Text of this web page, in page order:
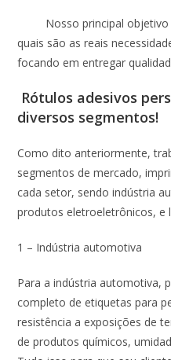
Nosso principal objetivo
quais são as reais
focando em entregar
Rótulos adesivos
diversos segmentos!
Como dito anteriormente,
segmentos de mercado,
cada setor, sendo indústria
produtos eletroeletrônicos, e
1 – Indústria automotiva
Para a indústria automotiva,
completo de etiquetas para
resistência a exposições de
de produtos químicos,